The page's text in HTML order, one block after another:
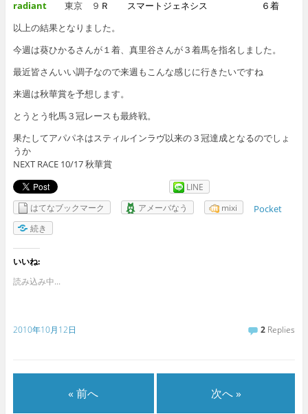
radiant東京 ９ Ｒ スマートジェネシス ６着
以上の結果となりました。
今週は葵ひかるさんが１着、真里谷さんが３着馬を指名しました。
最近皆さんいい調子なので来週もこんな感じに行きたいですね
来週は秋華賞を予想します。
とうとう牝馬３冠レースも最終戦。
果たしてアパパネはスティルインラヴ以来の３冠達成となるのでしょ
うか
NEXT RACE 10/17 秋華賞
LINE
はてなブックマーク
アメーバなう mixi Pocket
続き
いいね:
読み込み中...
2010年10月12日 2 Replies
« 前へ 次へ »